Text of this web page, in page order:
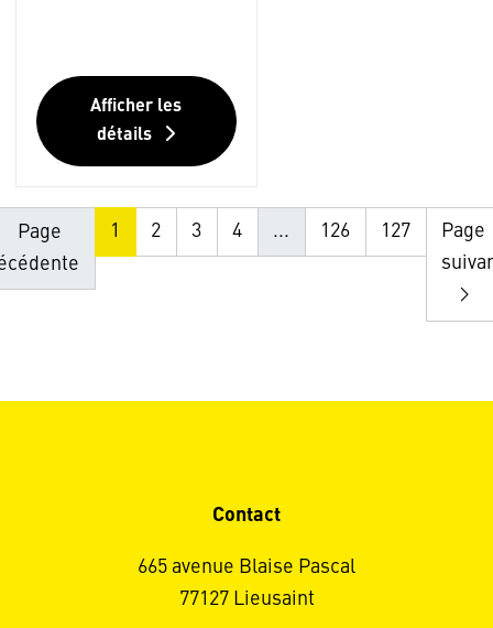
Afficher les
détails
Page
1 2 3 4 ... 126 127
Page
Contact
665 avenue Blaise Pascal
77127 Lieusaint